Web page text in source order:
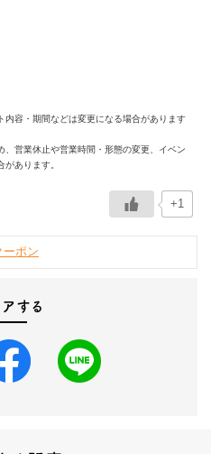
容・期間などは変更になる場合があります
営業休止や営業時間・形態の変更、イベン
があります。
+1
ーポン
する